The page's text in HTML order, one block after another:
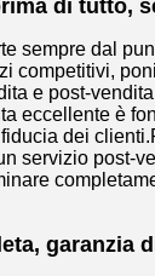
di tutto,
sempre dal
competitivi,
e post-
eccellente è
dei
servizio post-
garanzia